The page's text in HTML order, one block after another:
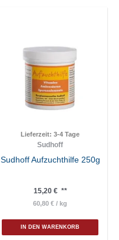
Lieferzeit: 3-4 Tage
Sudhoff
Sudhoff Aufzuchthilfe 250g
15,20 €**
60,80 € / kg
IN DEN WARENKORB